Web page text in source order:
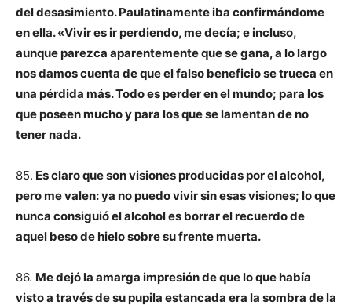
del desasimiento. Paulatinamente iba confirmándome
en ella. «Vivir es ir perdiendo, me decía; e incluso,
aunque parezca aparentemente que se gana, a lo largo
nos damos cuenta de que el falso beneficio se trueca en
una pérdida más. Todo es perder en el mundo; para los
que poseen mucho y para los que se lamentan de no
tener nada.
85. Es claro que son visiones producidas por el alcohol,
pero me valen: ya no puedo vivir sin esas visiones; lo que
nunca consiguió el alcohol es borrar el recuerdo de
aquel beso de hielo sobre su frente muerta.
86. Me dejó la amarga impresión de que lo que había
visto a través de su pupila estancada era la sombra de la